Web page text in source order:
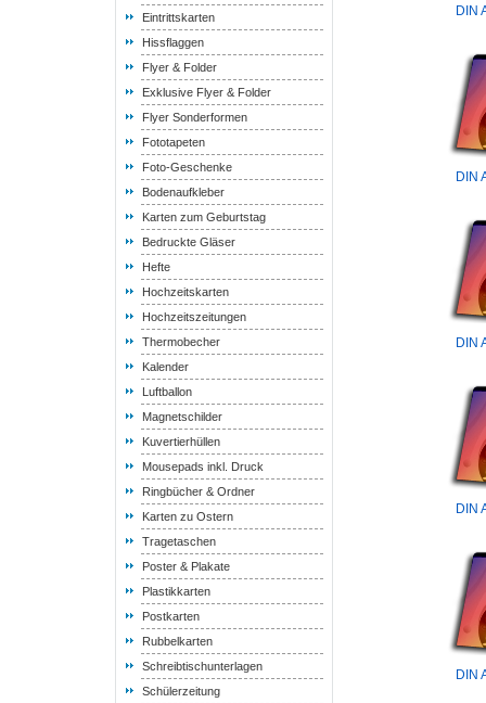
Eintrittskarten
Hissflaggen
Flyer & Folder
Exklusive Flyer & Folder
Flyer Sonderformen
Fototapeten
Foto-Geschenke
Bodenaufkleber
Karten zum Geburtstag
Bedruckte Gläser
Hefte
Hochzeitskarten
Hochzeitszeitungen
Thermobecher
Kalender
Luftballon
Magnetschilder
Kuvertierhüllen
Mousepads inkl. Druck
Ringbücher & Ordner
Karten zu Ostern
Tragetaschen
Poster & Plakate
Plastikkarten
Postkarten
Rubbelkarten
Schreibtischunterlagen
Schülerzeitung
DIN
DIN
DIN
DIN
DIN